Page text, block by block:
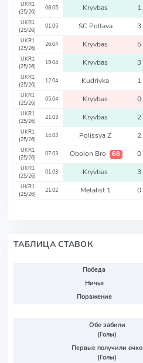
UKR1
(25/26)
08.05 Kryvbas 1
UKR1
(25/26)
01.05 SC Poltava 3
UKR1
(25/26)
26.04 Kryvbas 5
UKR1
(25/26)
19.04 Kryvbas 3
UKR1
(25/26)
12.04 Kudrivka 1
UKR1
(25/26)
05.04 Kryvbas 0
UKR1
(25/26)
21.03 Kryvbas 2
UKR1
(25/26)
14.03 Polissya Z 2
UKR1
(25/26)
07.03 Obolon Bro 68 0
UKR1
(25/26)
01.03 Kryvbas 3
UKR1
(25/26)
21.02 Metalist 1 0
ТАБЛИЦА СТАВОК
Победа
Ничья
Поражение
Обе забили
(Голы)
Первые получили очко
(Голы)